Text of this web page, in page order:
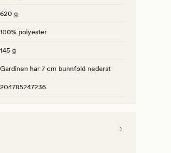
620 g
100% polyester
145 g
Gardinen har 7 cm bunnfold nederst
204785247236